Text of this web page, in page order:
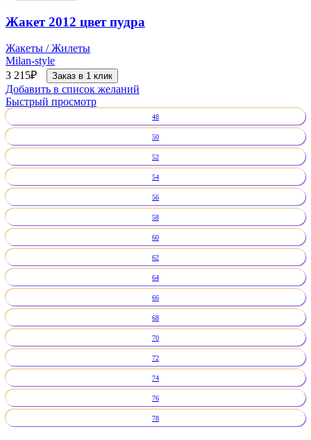
Жакет 2012 цвет пудра
Жакеты / Жилеты
Milan-style
3 215₽ Заказ в 1 клик
Добавить в список желаний
Быстрый просмотр
48
50
52
54
56
58
60
62
64
66
68
70
72
74
76
78